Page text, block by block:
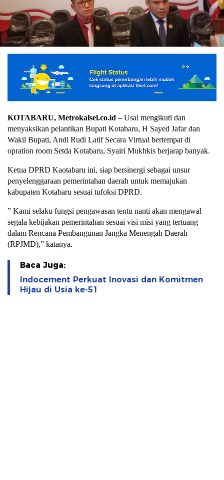
KOTABARU, Metrokalsel.co.id – Usai mengikuti dan
menyaksikan pelantikan Bupati Kotabaru, H Sayed Jafar dan
Wakil Bupati, Andi Rudi Latif Secara Virtual bertempat di
opration room Setda Kotabaru, Syairi Mukhkis berjarap banyak.
Ketua DPRD Kaotabaru ini, siap bersinergi sebagai unsur
penyelenggaraan pemerintahan daerah untuk memajukan
kabupaten Kotabaru sesuai tufoksi DPRD.
” Kami selaku fungsi pengawasan tentu nanti akan mengawal
segala kebijakan pemerintahan sesuai visi misi yang tertuang
dalam Rencana Pembangunan Jangka Menengah Daerah
(RPJMD),” katanya.
Baca Juga:
Indocement Perkuat Inovasi dan Komitmen
Hijau di Usia ke-51